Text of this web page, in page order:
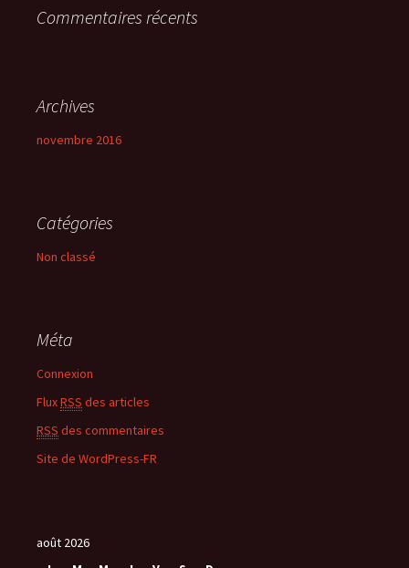
:Commentaires récents
Archives
novembre 2016
Catégories
Non classé
Méta
Connexion
FluxRSS des articles
RSS des commentaires
Site de WordPress-FR
août 2026